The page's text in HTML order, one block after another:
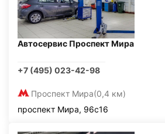
Автосервис Проспект Мира
+7 (495) 023-42-98
Проспект Мира(0,4 км)
проспект Мира, 96с16